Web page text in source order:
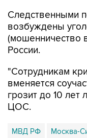
Следственными
возбуждены
(мошенничество
России.
"Сотрудникам
вменяется
грозит до 10
ЦОС.
МВД РФ Москва-